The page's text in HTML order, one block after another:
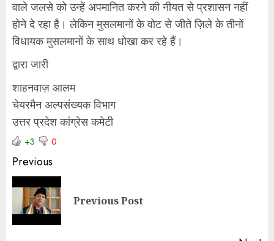
वाले जलसे को उन्हें अपमानित करने की नीयत से प्रशासन नहीं
होने दे रहा है। लेकिन मुसलमानों के वोट से जीते ज़िले के तीनों
विधायक मुसलमानों के साथ धोखा कर रहे हैं।
द्वारा जारी
शाहनवाज़ आलम
चेयरमैन अल्पसंख्यक विभाग
उत्तर प्रदेश कांग्रेस कमेटी
+3 0
Previous
Previous Post